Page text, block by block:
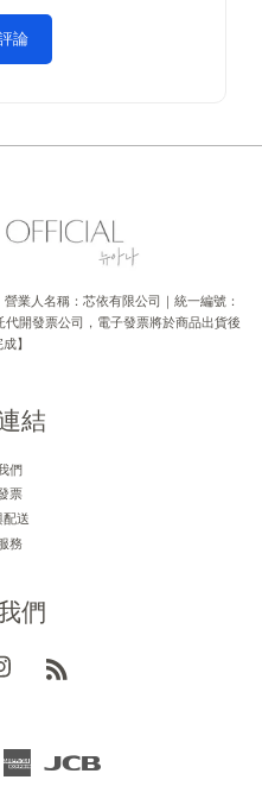
論
業人名稱：芯依有限公司｜統一編號：
開發票公司，電子發票將於商品出貨後
】
結
們
票
配送
務
們
Instagram
American